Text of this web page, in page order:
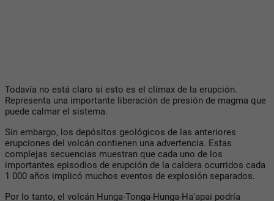
Todavía no está claro si esto es el clímax de la erupción.
Representa una importante liberación de presión de magma que
puede calmar el sistema.
Sin embargo, los depósitos geológicos de las anteriores
erupciones del volcán contienen una advertencia. Estas
complejas secuencias muestran que cada uno de los
importantes episodios de erupción de la caldera ocurridos cada
1 000 años implicó muchos eventos de explosión separados.
Por lo tanto, el volcán Hunga-Tonga-Hunga-Ha'apai podría